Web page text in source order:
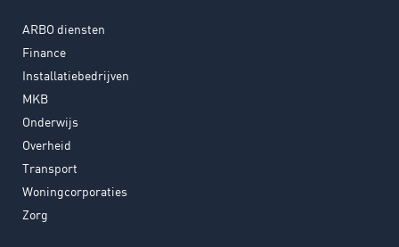
ARBO diensten
Finance
Installatiebedrijven
MKB
Onderwijs
Overheid
Transport
Woningcorporaties
Zorg